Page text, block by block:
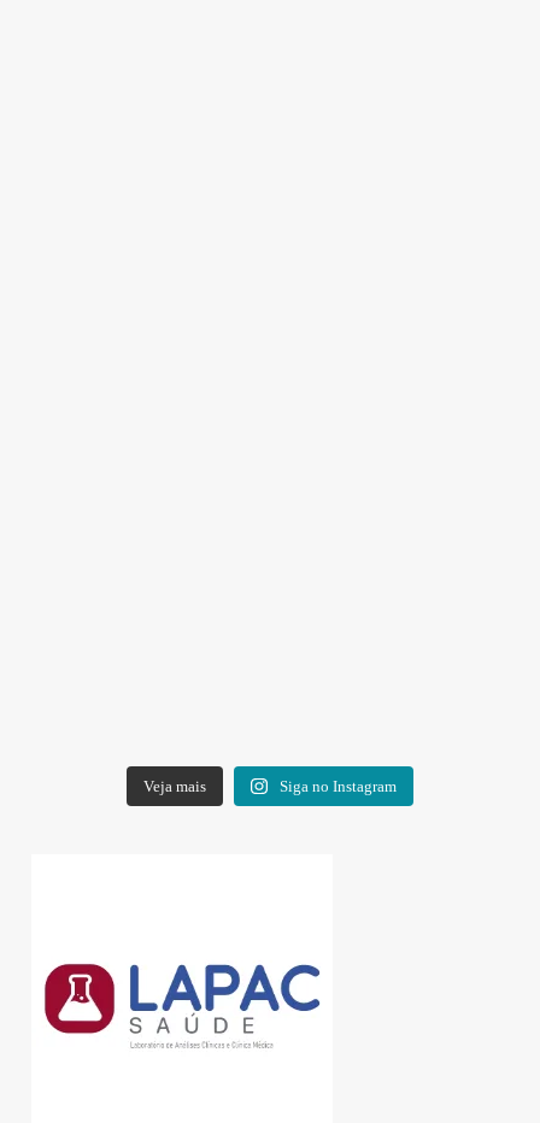
Veja mais Siga no Instagram